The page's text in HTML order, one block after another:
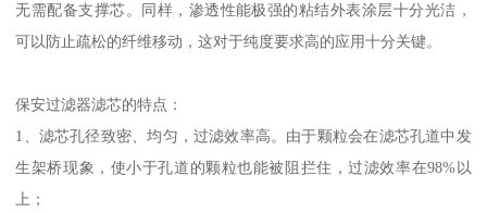
无需配备支撑芯。同样，渗透性能极强的粘结外表涂层十分光洁，
可以防止疏松的纤维移动，这对于纯度要求高的应用十分关键。